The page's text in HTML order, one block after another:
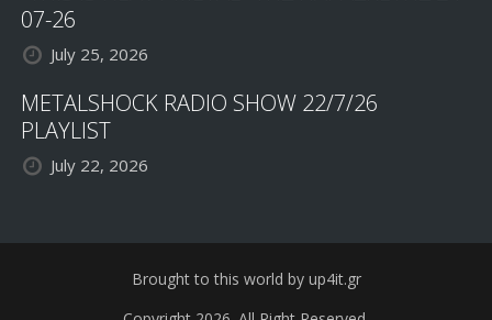
07-26
July 25, 2026
METALSHOCK RADIO SHOW 22/7/26
PLAYLIST
July 22, 2026
Brought to this world by up4it.gr